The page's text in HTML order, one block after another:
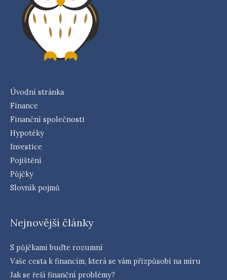
Úvodní stránka
Finance
Finanční společnosti
Hypotéky
Investice
Pojištění
Půjčky
Slovník pojmů
Nejnovější články
S půjčkami buďte rozumní
Vaše cesta k financím, která se vám přizpůsobí na míru
Jak se řeší finanční problémy?